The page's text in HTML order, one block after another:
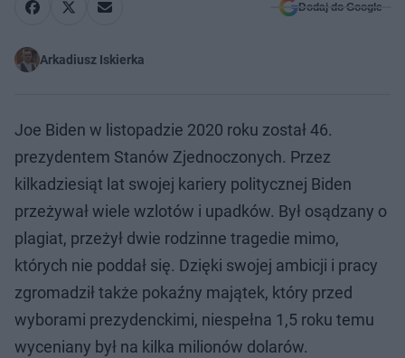
Dodaj do Google
Arkadiusz Iskierka
Joe Biden w listopadzie 2020 roku został 46.
prezydentem Stanów Zjednoczonych. Przez
kilkadziesiąt lat swojej kariery politycznej Biden
przeżywał wiele wzlotów i upadków. Był osądzany o
plagiat, przeżył dwie rodzinne tragedie mimo,
których nie poddał się. Dzięki swojej ambicji i pracy
zgromadził także pokaźny majątek, który przed
wyborami prezydenckimi, niespełna 1,5 roku temu
wyceniany był na kilka milionów dolarów.